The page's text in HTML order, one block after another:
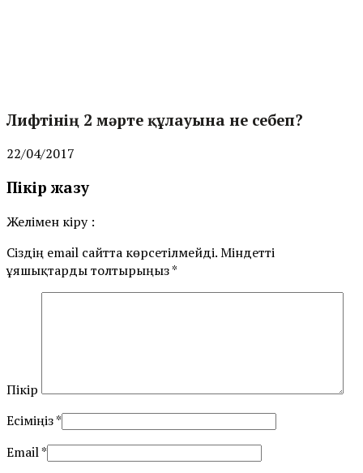
Лифтінің 2 мәрте құлауына не себеп?
22/04/2017
Пікір жазу
Желімен кіру :
Сіздің email сайтта көрсетілмейді. Міндетті
ұяшықтарды толтырыңыз*
Пікір
Есіміңіз*
Email*